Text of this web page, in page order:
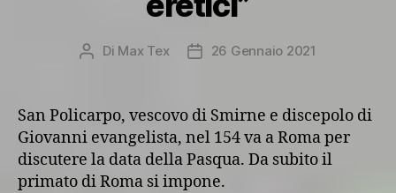
Autore
Di Max Tex
Data26 Gennaio 2021
San Policarpo, vescovo di Smirne e discepolo di
Giovanni evangelista, nel 154 va a Roma per
discutere la data della Pasqua. Da subito il
primato di Roma si impone.